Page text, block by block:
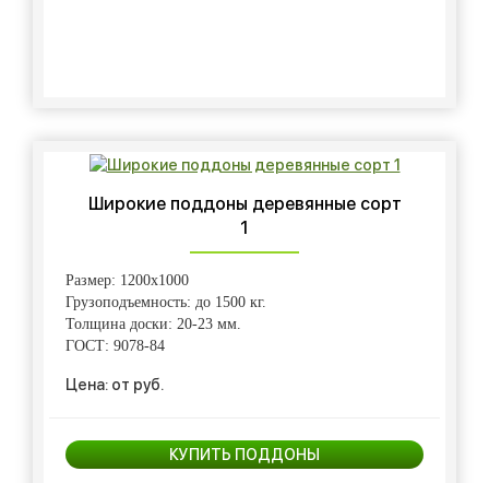
Широкие поддоны деревянные сорт
1
Размер: 1200х1000
Грузоподъемность: до 1500 кг.
Толщина доски: 20-23 мм.
ГОСТ: 9078-84
Цена: от руб.
КУПИТЬ ПОДДОНЫ